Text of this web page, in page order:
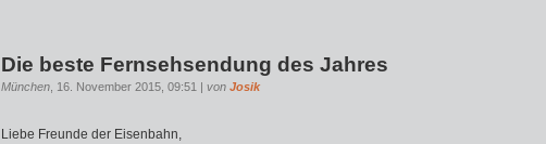
Die beste Fernsehsendung des Jahres
München , 16. November 2015, 09:51 | von Josik
Liebe Freunde der Eisenbahn,